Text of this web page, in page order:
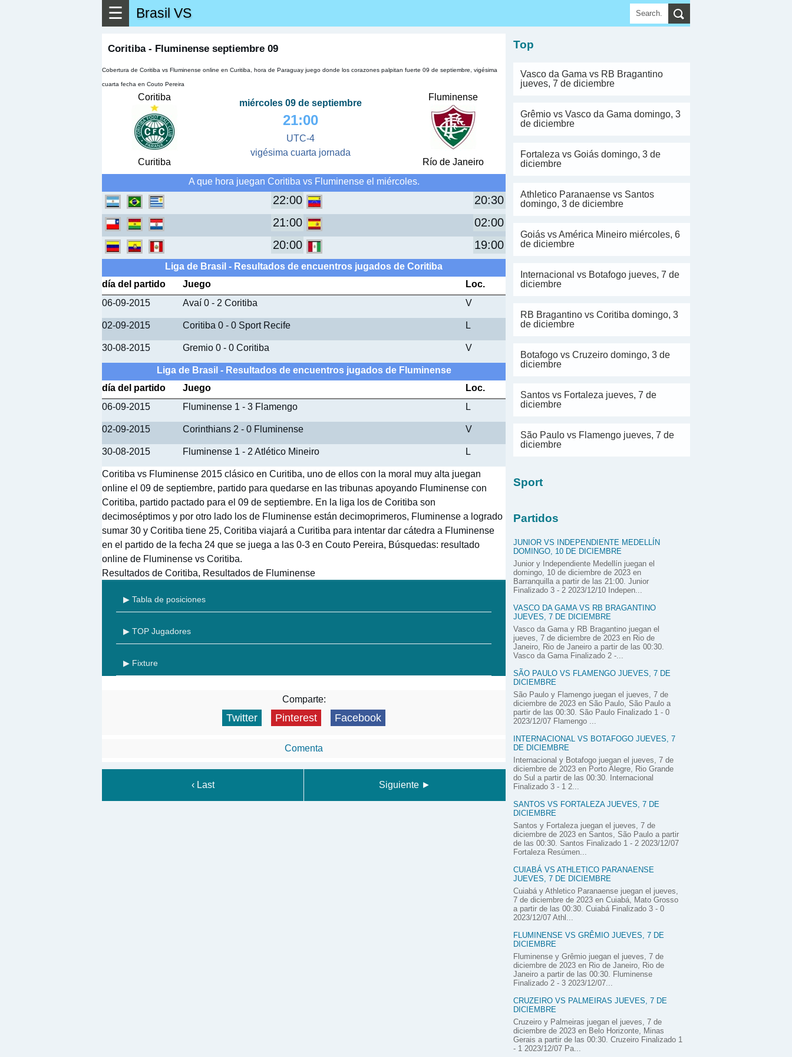
☰ Brasil VS
Coritiba - Fluminense septiembre 09
Cobertura de Coritiba vs Fluminense online en Curitiba, hora de Paraguay juego donde los corazones palpitan fuerte 09 de septiembre, vigésima
cuarta fecha en Couto Pereira
Coritiba
Curitiba
miércoles 09 de septiembre
21:00
UTC-4
vigésima cuarta jornada
Fluminense
Río de Janeiro
A que hora juegan Coritiba vs Fluminense el miércoles.
22:00
20:30
21:00
02:00
20:00
19:00
Liga de Brasil - Resultados de encuentros jugados de Coritiba
día del partido
Juego
Loc.
06-09-2015
Avaí 0 - 2 Coritiba V
02-09-2015 Coritiba 0 - 0 Sport Recife L
30-08-2015 Gremio 0 - 0 Coritiba V
Liga de Brasil - Resultados de encuentros jugados de Fluminense
día del partido
Juego
Loc.
06-09-2015
Fluminense 1 - 3 Flamengo L
02-09-2015 Corinthians 2 - 0 Fluminense V
30-08-2015 Fluminense 1 - 2 Atlético Mineiro L
Coritiba vs Fluminense 2015 clásico en Curitiba, uno de ellos con la moral muy alta juegan
online el 09 de septiembre, partido para quedarse en las tribunas apoyando Fluminense con
Coritiba, partido pactado para el 09 de septiembre. En la liga los de Coritiba son
decimoséptimos y por otro lado los de Fluminense están decimoprimeros, Fluminense a logrado
sumar 30 y Coritiba tiene 25, Coritiba viajará a Curitiba para intentar dar cátedra a Fluminense
en el partido de la fecha 24 que se juega a las 0-3 en Couto Pereira, Búsquedas: resultado
online de Fluminense vs Coritiba.
Resultados de Coritiba, Resultados de Fluminense
▶ Tabla de posiciones
▶ TOP Jugadores
▶ Fixture
Comparte:
Twitter Pinterest Facebook
Comenta
‹ Last Siguiente ►
Top
Vasco da Gama vs RB Bragantino
jueves, 7 de diciembre
Grêmio vs Vasco da Gama domingo, 3
de diciembre
Fortaleza vs Goiás domingo, 3 de
diciembre
Athletico Paranaense vs Santos
domingo, 3 de diciembre
Goiás vs América Mineiro miércoles, 6
de diciembre
Internacional vs Botafogo jueves, 7 de
diciembre
RB Bragantino vs Coritiba domingo, 3
de diciembre
Botafogo vs Cruzeiro domingo, 3 de
diciembre
Santos vs Fortaleza jueves, 7 de
diciembre
São Paulo vs Flamengo jueves, 7 de
diciembre
Sport
Partidos
JUNIOR VS INDEPENDIENTE MEDELLÍN
DOMINGO, 10 DE DICIEMBRE
Junior y Independiente Medellín juegan el
domingo, 10 de diciembre de 2023 en
Barranquilla a partir de las 21:00. Junior
Finalizado 3 - 2 2023/12/10 Indepen...
VASCO DA GAMA VS RB BRAGANTINO
JUEVES, 7 DE DICIEMBRE
Vasco da Gama y RB Bragantino juegan el
jueves, 7 de diciembre de 2023 en Rio de
Janeiro, Rio de Janeiro a partir de las 00:30.
Vasco da Gama Finalizado 2 -...
SÃO PAULO VS FLAMENGO JUEVES, 7 DE
DICIEMBRE
São Paulo y Flamengo juegan el jueves, 7 de
diciembre de 2023 en São Paulo, São Paulo a
partir de las 00:30. São Paulo Finalizado 1 - 0
2023/12/07 Flamengo ...
INTERNACIONAL VS BOTAFOGO JUEVES, 7
DE DICIEMBRE
Internacional y Botafogo juegan el jueves, 7 de
diciembre de 2023 en Porto Alegre, Rio Grande
do Sul a partir de las 00:30. Internacional
Finalizado 3 - 1 2...
SANTOS VS FORTALEZA JUEVES, 7 DE
DICIEMBRE
Santos y Fortaleza juegan el jueves, 7 de
diciembre de 2023 en Santos, São Paulo a partir
de las 00:30. Santos Finalizado 1 - 2 2023/12/07
Fortaleza Resúmen...
CUIABÁ VS ATHLETICO PARANAENSE
JUEVES, 7 DE DICIEMBRE
Cuiabá y Athletico Paranaense juegan el jueves,
7 de diciembre de 2023 en Cuiabá, Mato Grosso
a partir de las 00:30. Cuiabá Finalizado 3 - 0
2023/12/07 Athl...
FLUMINENSE VS GRÊMIO JUEVES, 7 DE
DICIEMBRE
Fluminense y Grêmio juegan el jueves, 7 de
diciembre de 2023 en Rio de Janeiro, Rio de
Janeiro a partir de las 00:30. Fluminense
Finalizado 2 - 3 2023/12/07...
CRUZEIRO VS PALMEIRAS JUEVES, 7 DE
DICIEMBRE
Cruzeiro y Palmeiras juegan el jueves, 7 de
diciembre de 2023 en Belo Horizonte, Minas
Gerais a partir de las 00:30. Cruzeiro Finalizado 1
- 1 2023/12/07 Pa...
▶ Ver más ▼